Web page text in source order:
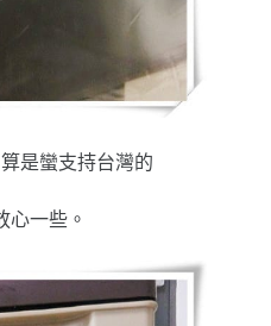
是蠻支持台灣的
心一些。